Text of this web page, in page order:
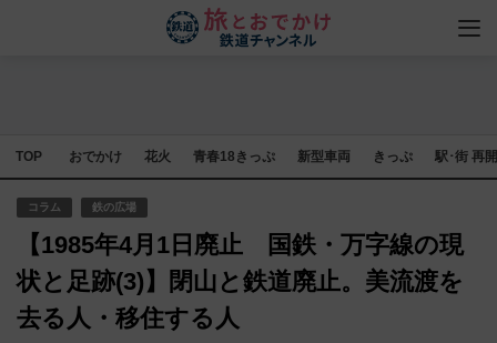
TOP おでかけ 花火 青春18きっぷ 新型車両 きっぷ 駅･街 再
コラム 鉄の広場
【1985年4月1日廃止 国鉄・万字線の現
状と足跡(3)】閉山と鉄道廃止。美流渡を
去る人・移住する人